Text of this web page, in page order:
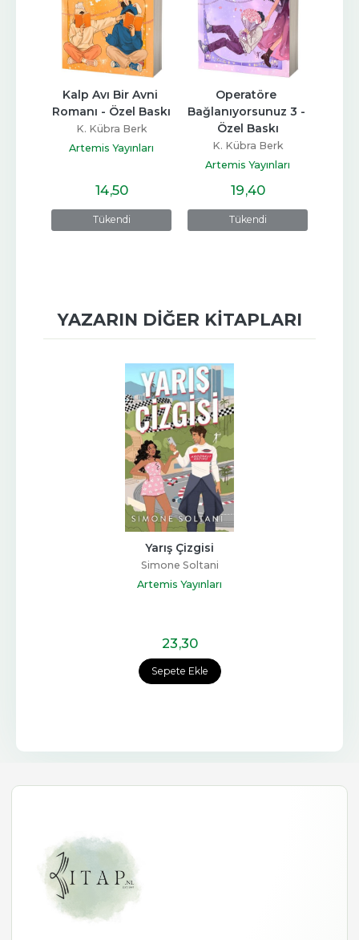
Tükendi
Kalp Avı Bir Avni
Romanı - Özel Baskı
K. Kübra Berk
Artemis Yayınları
14,50
Tükendi
Operatöre
Bağlanıyorsunuz 3 -
Özel Baskı
K. Kübra Berk
Artemis Yayınları
19,40
YAZARIN DIĞER KITAPLARI
Sepete Ekle
Yarış Çizgisi
Simone Soltani
Artemis Yayınları
23,30